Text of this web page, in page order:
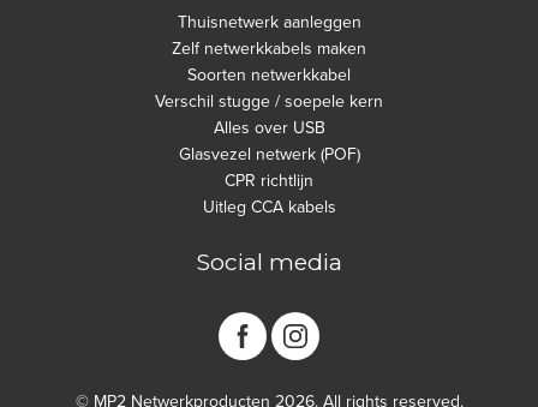
Thuisnetwerk aanleggen
Zelf netwerkkabels maken
Soorten netwerkkabel
Verschil stugge / soepele kern
Alles over USB
Glasvezel netwerk (POF)
CPR richtlijn
Uitleg CCA kabels
Social media
© MP2 Netwerkproducten 2026. All rights reserved.